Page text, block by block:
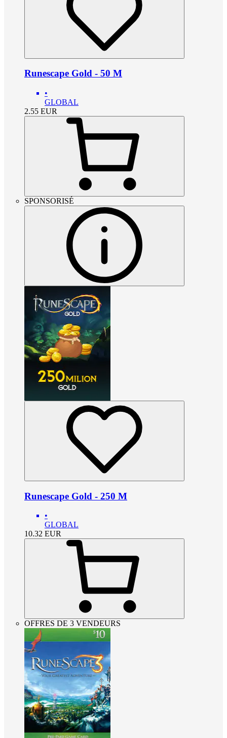
Runescape Gold - 50 M
•
GLOBAL
2.55 EUR
SPONSORISÉ
Runescape Gold - 250 M
•
GLOBAL
10.32 EUR
OFFRES DE 3 VENDEURS